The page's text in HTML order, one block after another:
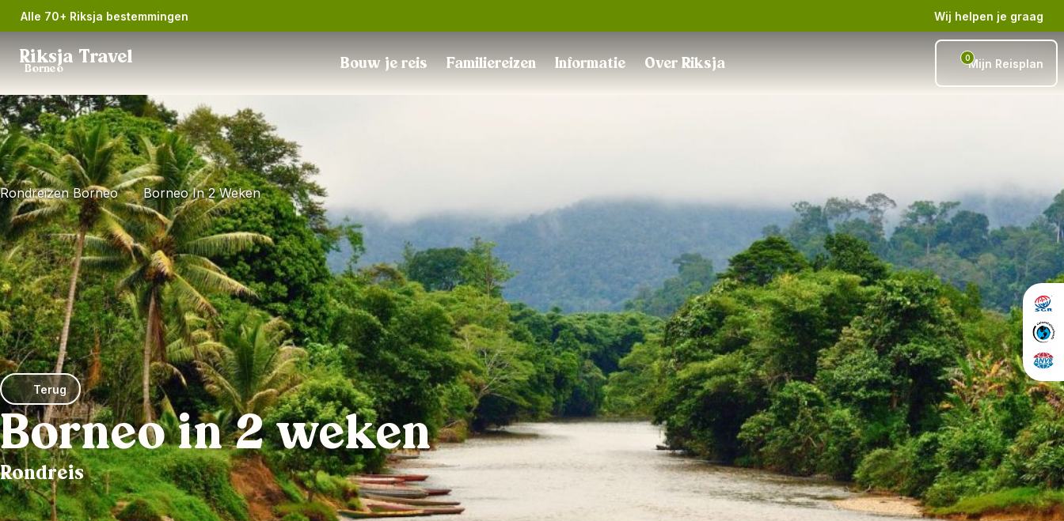
Alle 70+ Riksja bestemmingen Wij helpen je graag
Riksja Travel
Borneo Bouw je reis Familiereizen Informatie Over Riksja 0Mijn Reisplan
Rondreizen Borneo Borneo In 2 Weken
Terug
Borneo in 2 weken
Rondreis